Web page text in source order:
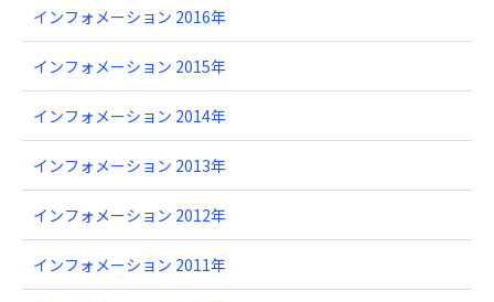
インフォメーション 2016年
インフォメーション 2015年
インフォメーション 2014年
インフォメーション 2013年
インフォメーション 2012年
インフォメーション 2011年